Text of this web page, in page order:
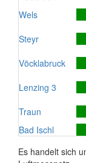
Wels
Steyr
Vöcklabruck
Lenzing 3
Traun
Bad Ischl
Es handelt sich